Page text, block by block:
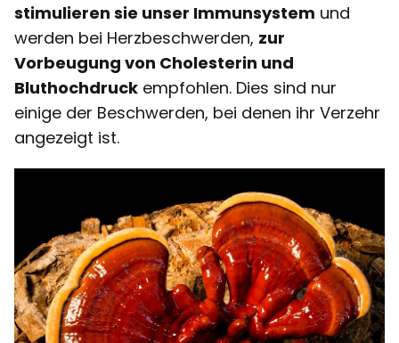
stimulieren sie unser Immunsystem und
werden bei Herzbeschwerden, zur
Vorbeugung von Cholesterin und
Bluthochdruck empfohlen. Dies sind nur
einige der Beschwerden, bei denen ihr Verzehr
angezeigt ist.